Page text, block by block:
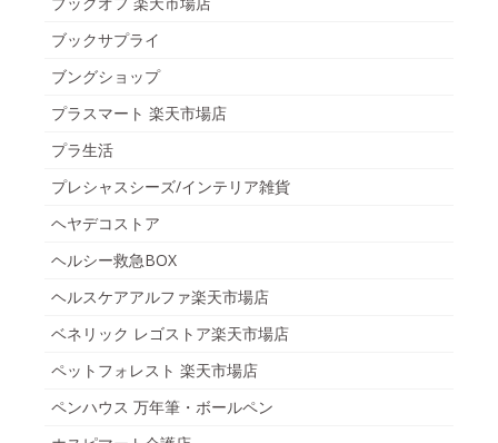
ブックサプライ
ブングショップ
プラスマート 楽天市場店
プラ生活
プレシャスシーズ/インテリア雑貨
ヘヤデコストア
ヘルシー救急BOX
ヘルスケアアルファ楽天市場店
ベネリック レゴストア楽天市場店
ペットフォレスト 楽天市場店
ペンハウス 万年筆・ボールペン